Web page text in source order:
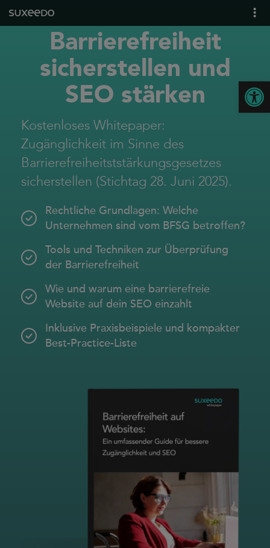
what we do
leadgenerierung
content marketing
social media
b2b marketing
sea
seeding
ux und conversions
about us
references
whitepaper
magazine
Barrierefreiheit
sicherstellen und
SEO stärken
Kostenloses Whitepaper:
Zugänglichkeit im Sinne des
Barrierefreiheitststärkungsgesetzes
sicherstellen (Stichtag 28. Juni 2025).
Rechtliche Grundlagen: Welche
Unternehmen sind vom BFSG betroffen?
Tools und Techniken zur Überprüfung
der Barrierefreiheit
Wie und warum eine barrierefreie
Website auf dein SEO einzahlt
Inklusive Praxisbeispiele und kompakter
Best-Practice-Liste